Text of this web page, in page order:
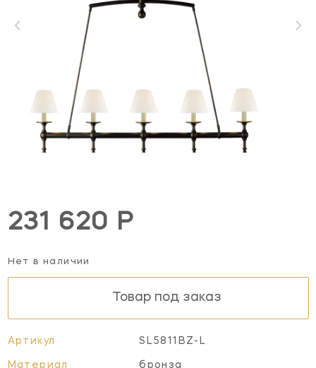
231 620 Р
Нет в наличии
Товар под заказ
Артикул SL5811BZ-L
Материал бронза